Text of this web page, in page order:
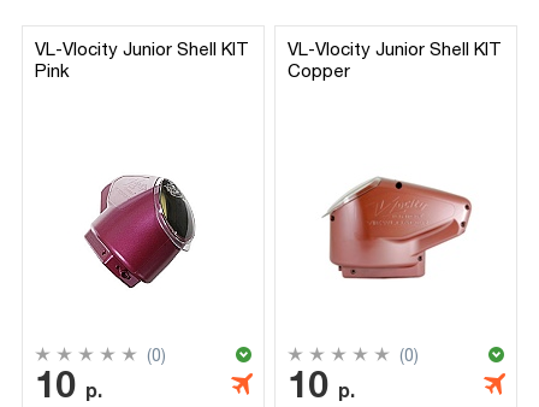
VL-Vlocity Junior Shell KIT
Pink
(0)
10 р.
VL-Vlocity Junior Shell KIT
Copper
(0)
10 р.